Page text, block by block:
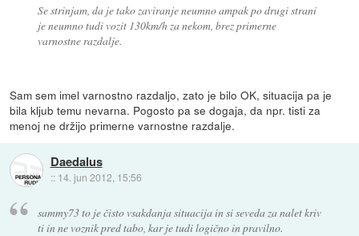
Se strinjam, da je tako zaviranje neumno ampak po drugi strani
je neumno tudi vozit 130km/h za nekom, brez primerne
varnostne razdalje.
Sam sem imel varnostno razdaljo, zato je bilo OK, situacija pa je
bila kljub temu nevarna. Pogosto pa se dogaja, da npr. tisti za
menoj ne držijo primerne varnostne razdalje.
Daedalus
:: 14. jun 2012, 15:56
sammy73 to je čisto vsakdanja situacija in si seveda za nalet kriv
ti in ne voznik pred tabo, kar je tudi logično in pravilno.